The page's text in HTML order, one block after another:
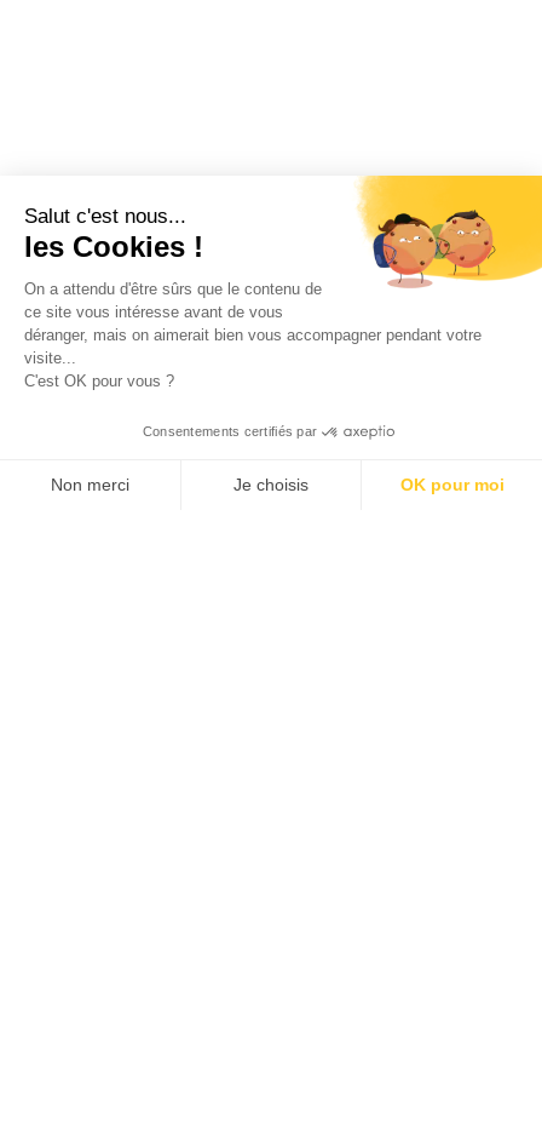
Salut c'est nous...
les Cookies !
On a attendu d'être sûrs que le contenu de
ce site vous intéresse avant de vous
déranger, mais on aimerait bien vous accompagner pendant votre
visite...
C'est OK pour vous ?
Consentements certifiés par
Non merci Je choisis OK pour moi